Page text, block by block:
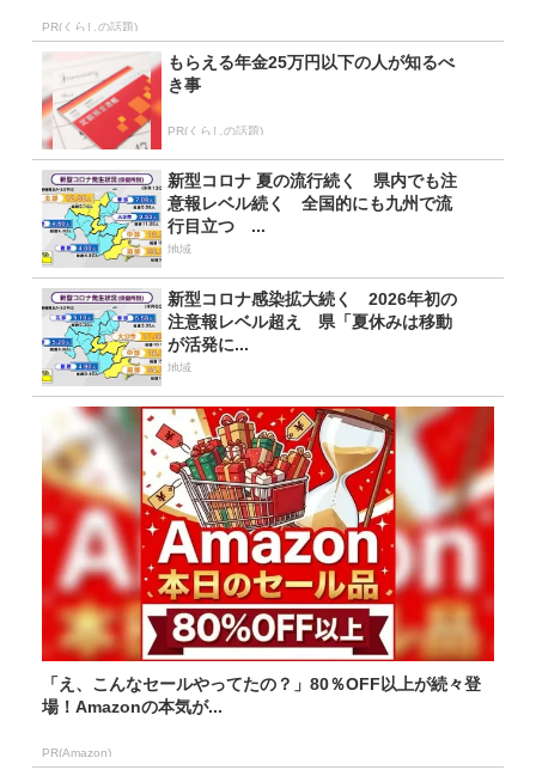
PR(くらしの話題)
もらえる年金25万円以下の人が知るべ
き事
PR(くらしの話題)
新型コロナ 夏の流行続く 県内でも注
意報レベル続く 全国的にも九州で流
行目立つ ...
地域
新型コロナ感染拡大続く 2026年初の
注意報レベル超え 県「夏休みは移動
が活発に...
地域
「え、こんなセールやってたの？」80％OFF以上が続々登
場！Amazonの本気が...
PR(Amazon)